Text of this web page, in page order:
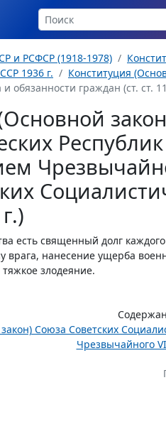
и РСФСР (1918-1978)
1936 г.
Конституция
обязанности граждан (ст. ст.
есть священный долг
врага, нанесение ущерба
тяжкое злодеяние.
Союза Советских
Чрезвычайного